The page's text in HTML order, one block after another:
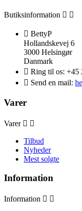
Butiksinformation  
 BettyP
Hollandskevej 6
3000 Helsingør
Danmark
 Ring til os: +45
 Send en mail:
Varer
Varer  
Tilbud
Nyheder
Mest solgte
Information
Information  